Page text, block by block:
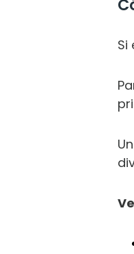
Si